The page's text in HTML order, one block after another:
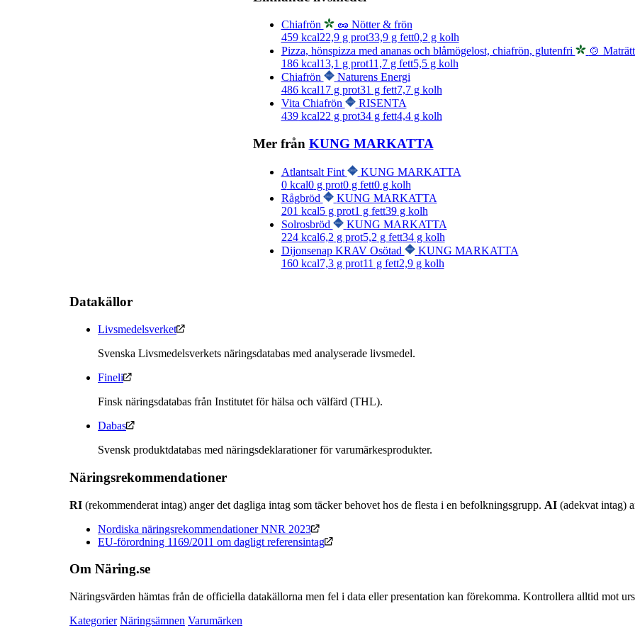
Chiafrön
🥜 Nötter & frön
459kcal22,9g prot33,9g fett0,2 g kolh
Pizza, hönspizza med ananas och blåmögelost, chiafrön, glutenfri
🍲
186kcal13,1 g prot11,7g fett5,5g kolh
Chiafrön
Naturens Energi
486kcal17g prot31 g fett7,7g kolh
Vita Chiafrön
RISENTA
439kcal22 g prot34g fett4,4g kolh
Mer från KUNG MARKATTA
Atlantsalt Fint
KUNG MARKATTA
0kcal0g prot0g fett0g kolh
Rågbröd
KUNG MARKATTA
201 kcal5g prot1 g fett39g kolh
Solrosbröd
KUNG MARKATTA
224kcal6,2 g prot5,2 g fett34g kolh
Dijonsenap KRAV Osötad
KUNG MARKATTA
160kcal7,3g prot11 g fett2,9g kolh
Datakällor
Livsmedelsverket
Svenska Livsmedelsverkets näringsdatabas med analyserade livsmedel.
Fineli
Finsk näringsdatabas från Institutet för hälsa och välfärd (THL).
Dabas
Svensk produktdatabas med näringsdeklarationer för varumärkesprodukter.
Näringsrekommendationer
RI (rekommenderat intag) anger det dagliga intag som täcker behovet hos de flesta i en befolkningsgrupp. AI (adekvat intag)
Nordiska näringsrekommendationer NNR 2023
EU-förordning 1169/2011 om dagligt referensintag
Om Näring.se
Näringsvärden hämtas från de officiella datakällorna men fel i data eller presentation kan förekomma. Kontrollera alltid mot
Kategorier Näringsämnen Varumärken